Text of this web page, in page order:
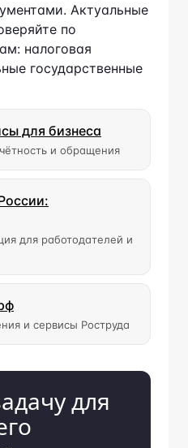
по
налоговая
государственные
и обращения
для работодателей и
и сервисы Роструда
для